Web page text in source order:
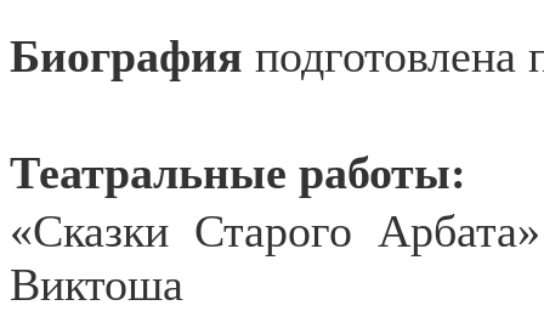
Биография
Театральные работы:
«Сказки Старого
Виктоша